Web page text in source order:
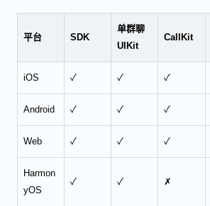
平台 SDK
单群聊
UIKit
CallKit
iOS ✓ ✓ ✓
Android ✓ ✓ ✓
Web ✓ ✓ ✓
Harmon
yOS
✓ ✓ ✗